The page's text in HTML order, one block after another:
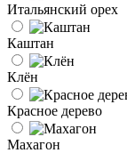
Итальянский орех
Каштан
Клён
Красное дерево
Махагон